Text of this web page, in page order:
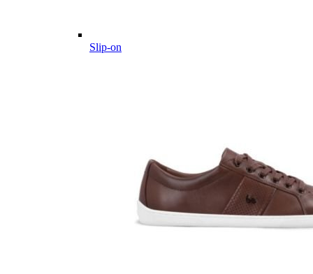
Slip-on